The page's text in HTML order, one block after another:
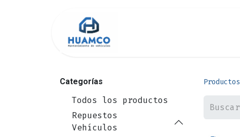
Categorías
Todos los productos
Repuestos
Vehículos
Productos